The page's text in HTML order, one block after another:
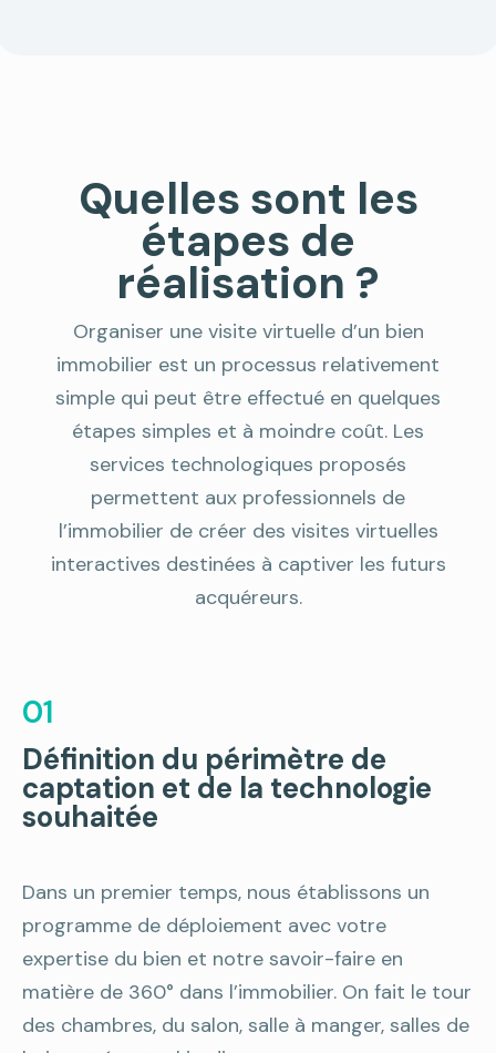
Quelles sont les
étapes de
réalisation ?
Organiser une visite virtuelle d’un bien
immobilier est un processus relativement
simple qui peut être effectué en quelques
étapes simples et à moindre coût. Les
services technologiques proposés
permettent aux professionnels de
l’immobilier de créer des visites virtuelles
interactives destinées à captiver les futurs
acquéreurs.
01
Définition du périmètre de
captation et de la technologie
souhaitée
Dans un premier temps, nous établissons un
programme de déploiement avec votre
expertise du bien et notre savoir-faire en
matière de 360° dans l’immobilier. On fait le tour
des chambres, du salon, salle à manger, salles de